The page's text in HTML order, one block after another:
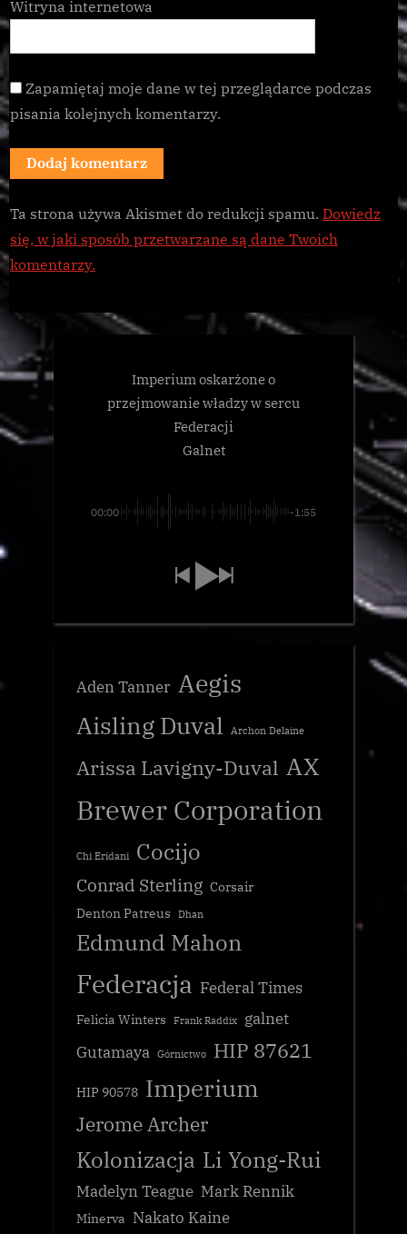
Witryna internetowa
Zapamiętaj moje dane w tej przeglądarce podczas
pisania kolejnych komentarzy.
Ta strona używa Akismet do redukcji spamu. Dowiedz
się, w jaki sposób przetwarzane są dane Twoich
komentarzy.
Imperium oskarżone o
przejmowanie władzy w sercu
Federacji
Galnet
00:00 -1:55
Aden Tanner Aegis
Aisling Duval Archon Delaine
Arissa Lavigny-Duval AX
Brewer Corporation
Chi Eridani Cocijo
Conrad Sterling Corsair
Denton Patreus
Dhan
Edmund Mahon
Federacja Federal Times
Felicia Winters Frank Raddix
galnet
Gutamaya Górnictwo HIP 87621
HIP 90578 Imperium
Jerome Archer
Kolonizacja Li Yong-Rui
Madelyn Teague Mark Rennik
Minerva Nakato Kaine